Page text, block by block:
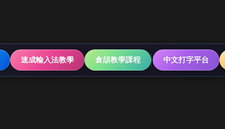
速成輸入法教學 倉頡教學課程 中文打字平台